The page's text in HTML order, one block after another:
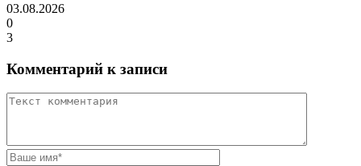
03.08.2026
0
3
Комментарий к записи